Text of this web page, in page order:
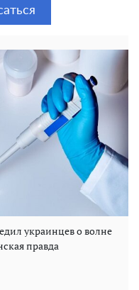
украинцев о волне
правда